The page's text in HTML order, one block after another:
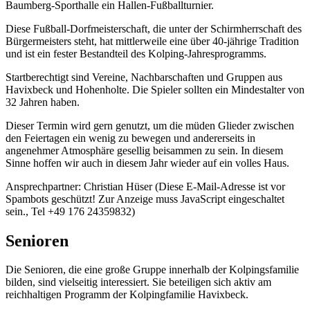
Baumberg-Sporthalle ein Hallen-Fußballturnier.
Diese Fußball-Dorfmeisterschaft, die unter der Schirmherrschaft des
Bürgermeisters steht, hat mittlerweile eine über 40-jährige Tradition
und ist ein fester Bestandteil des Kolping-Jahresprogramms.
Startberechtigt sind Vereine, Nachbarschaften und Gruppen aus
Havixbeck und Hohenholte. Die Spieler sollten ein Mindestalter von
32 Jahren haben.
Dieser Termin wird gern genutzt, um die müden Glieder zwischen
den Feiertagen ein wenig zu bewegen und andererseits in
angenehmer Atmosphäre gesellig beisammen zu sein. In diesem
Sinne hoffen wir auch in diesem Jahr wieder auf ein volles Haus.
Ansprechpartner: Christian Hüser (Diese E-Mail-Adresse ist vor
Spambots geschützt! Zur Anzeige muss JavaScript eingeschaltet
sein., Tel +49 176 24359832)
Senioren
Die Senioren, die eine große Gruppe innerhalb der Kolpingsfamilie
bilden, sind vielseitig interessiert. Sie beteiligen sich aktiv am
reichhaltigen Programm der Kolpingfamilie Havixbeck.